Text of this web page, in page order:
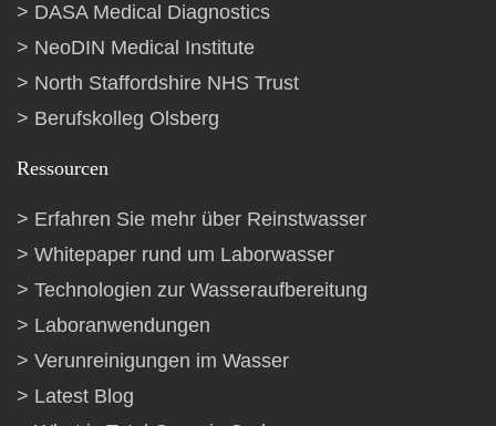
DASA Medical Diagnostics
NeoDIN Medical Institute
North Staffordshire NHS Trust
Berufskolleg Olsberg
Ressourcen
Erfahren Sie mehr über Reinstwasser
Whitepaper rund um Laborwasser
Technologien zur Wasseraufbereitung
Laboranwendungen
Verunreinigungen im Wasser
Latest Blog